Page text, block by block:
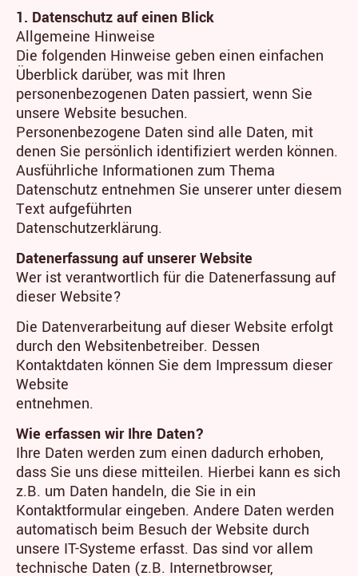
1. Datenschutz auf einen Blick
Allgemeine Hinweise
Die folgenden Hinweise geben einen einfachen
Überblick darüber, was mit Ihren
personenbezogenen Daten passiert, wenn Sie
unsere Website besuchen.
Personenbezogene Daten sind alle Daten, mit
denen Sie persönlich identifiziert werden können.
Ausführliche Informationen zum Thema
Datenschutz entnehmen Sie unserer unter diesem
Text aufgeführten
Datenschutzerklärung.
Datenerfassung auf unserer Website
Wer ist verantwortlich für die Datenerfassung auf
dieser Website?
Die Datenverarbeitung auf dieser Website erfolgt
durch den Websitenbetreiber. Dessen
Kontaktdaten können Sie dem Impressum dieser
Website
entnehmen.
Wie erfassen wir Ihre Daten?
Ihre Daten werden zum einen dadurch erhoben,
dass Sie uns diese mitteilen. Hierbei kann es sich
z.B. um Daten handeln, die Sie in ein
Kontaktformular eingeben. Andere Daten werden
automatisch beim Besuch der Website durch
unsere IT-Systeme erfasst. Das sind vor allem
technische Daten (z.B. Internetbrowser,